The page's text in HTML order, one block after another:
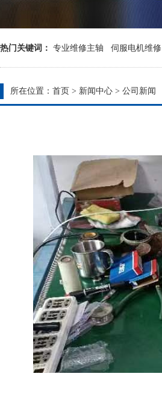
热门关键词： 专业维修主轴 伺服电机维修
所在位置： 首页 > 新闻中心 > 公司新闻